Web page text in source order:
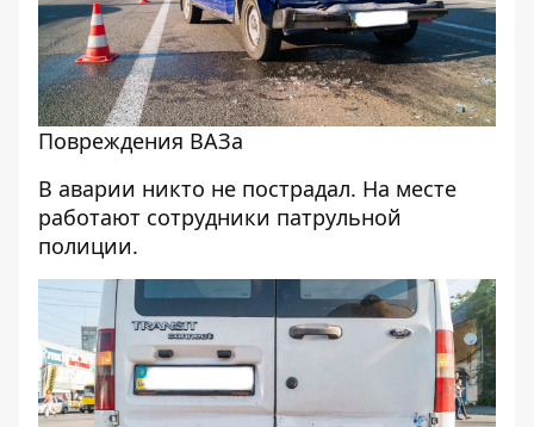
Повреждения ВАЗа
В аварии никто не пострадал. На месте
работают сотрудники патрульной
полиции.